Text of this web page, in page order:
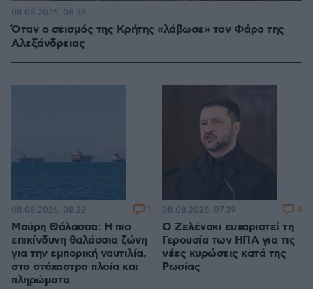
Όταν ο σεισμός της Κρήτης «λάβωσε» τον Φάρο της
Αλεξάνδρειας
08.08.2026, 08:33
Μαύρη Θάλασσα: Η πιο
επικίνδυνη θαλάσσια ζώνη
για την εμπορική ναυτιλία,
στο στόχαστρο πλοία και
πληρώματα
08.08.2026, 08:22 1
Ο Ζελένσκι ευχαριστεί τη
Γερουσία των ΗΠΑ για τις
νέες κυρώσεις κατά της
Ρωσίας
08.08.2026, 07:39 4